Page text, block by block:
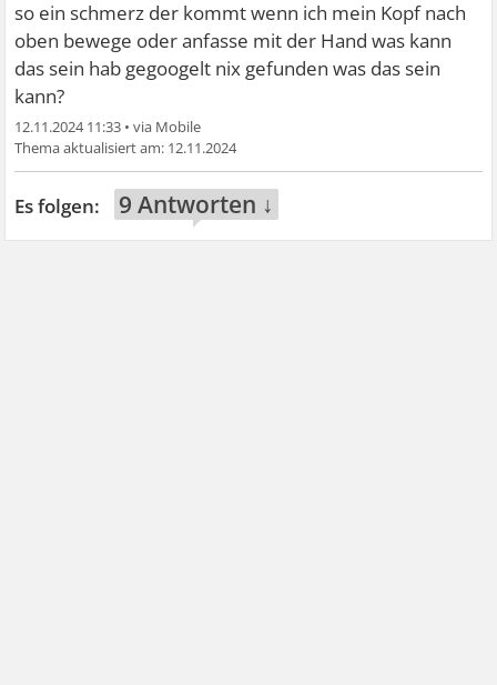
so ein schmerz der kommt wenn ich mein Kopf nach
oben bewege oder anfasse mit der Hand was kann
das sein hab gegoogelt nix gefunden was das sein
kann?
12.11.2024 11:33 •
12.11.2024
9 Antworten ↓